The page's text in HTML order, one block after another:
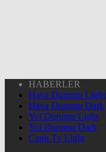
HABERLER
Hava Durumu Light
Hava Durumu Dark
Yol Durumu Light
Yol Durumu Dark
Canlı Tv Light